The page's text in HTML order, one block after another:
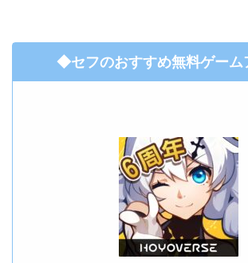
◆セフのおすすめ無料ゲー